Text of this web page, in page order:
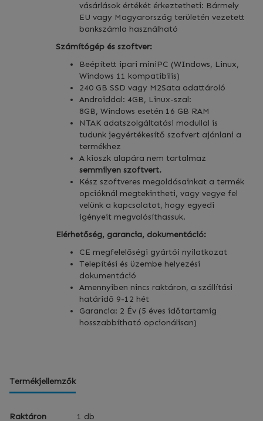
vásárlások értékét érkeztetheti: Bármely
EU vagy Magyarország területén vezetett
bankszámla használható
Számítógép és szoftver:
Beépített ipari miniPC (WIndows, Linux,
Windows 11 kompatibilis)
240 GB SSD vagy M2Sata adattároló
Androiddal: 4GB, Linux-szal:
8GB, Windows esetén 16 GB RAM
NTAK adatszolgáltatási modullal is
tudunk jegyértékesítő szofvert ajánlani a
termékhez
A kioszk alapára nem tartalmaz
semmilyen szoftvert.
Kész szoftveres megoldásainkat a termék
opcióknál megtekintheti, vagy vegye fel
velünk a kapcsolatot, hogy egyedi
igényeit megvalósíthassuk.
Elérhetőség, garancia, dokumentáció:
CE megfelelőségi gyártói nyilatkozat
Telepítési és üzembe helyezési
dokumentáció
Amennyiben nincs raktáron, a szállítási
határidő 9-12 hét
Garancia: 2 Év (5 éves időtartamig
hosszabbítható opcionálisan)
Termékjellemzők
Raktáron 1 db